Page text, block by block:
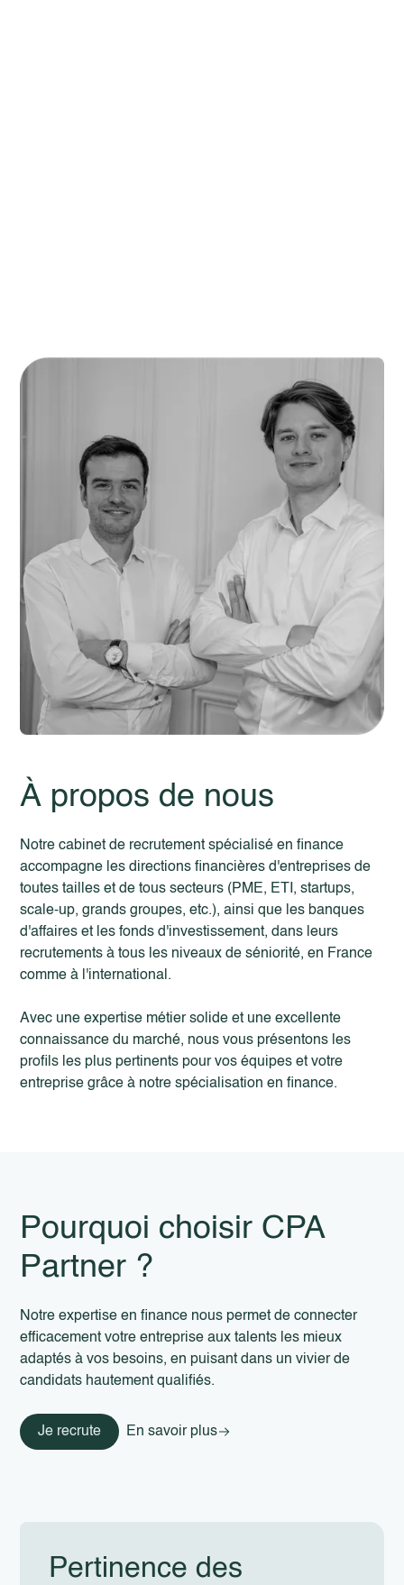
À propos de nous
Notre cabinet de recrutement spécialisé en finance
accompagne les directions financières d'entreprises de
toutes tailles et de tous secteurs (PME, ETI, startups,
scale-up, grands groupes, etc.), ainsi que les banques
d'affaires et les fonds d'investissement, dans leurs
recrutements à tous les niveaux de séniorité, en France
comme à l'international.
Avec une expertise métier solide et une excellente
connaissance du marché, nous vous présentons les
profils les plus pertinents pour vos équipes et votre
entreprise grâce à notre spécialisation en finance.
Pourquoi choisir CPA
Partner ?
Notre expertise en finance nous permet de connecter
efficacement votre entreprise aux talents les mieux
adaptés à vos besoins, en puisant dans un vivier de
candidats hautement qualifiés.
Je recrute En savoir plus
Pertinence des